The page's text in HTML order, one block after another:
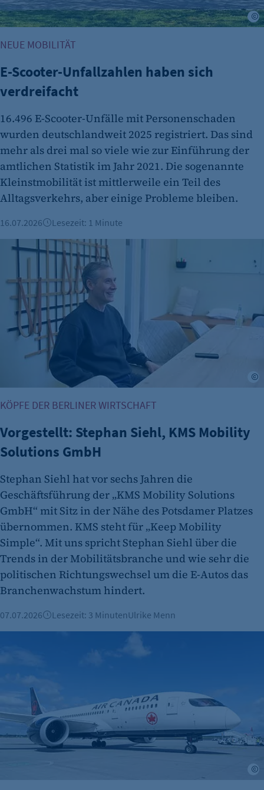
Dieser Cookie speichert die ausgewählten
Einverständnis-Optionen des Benutzers
Cookie Laufzeit:
etracker Analytics
Name:
et_oi_v2
Anbieter:
etracker GmbH
Zweck:
Cookie Erkennung
Cookie Laufzeit:
2 Jahre
etracker Analytics
Name:
et_allow_cookies
Anbieter:
Zweck:
Es erlaubt eTracker Cookies zu setzen.
Cookie Laufzeit:
480 Tage
etracker Analytics
Name:
isSdEnabled
Anbieter:
etracker GmbH
Zweck:
NEUE MOBILITÄT
E-Scooter-Unfallzahlen haben sich
verdreifacht
16.496 E-Scooter-Unfälle mit Personenschaden
wurden deutschlandweit 2025 registriert. Das sind
mehr als drei mal so viele wie zur Einführung der
amtlichen Statistik im Jahr 2021. Die sogenannte
Kleinstmobilität ist mittlerweile ein Teil des
Alltagsverkehrs, aber einige Probleme bleiben.
16.07.2026 Lesezeit: 1 Minute
Vorgestellt: Stephan Siehl, KMS Mobility Solutions GmbH
KÖPFE DER BERLINER WIRTSCHAFT
Vorgestellt: Stephan Siehl, KMS Mobility
Solutions GmbH
Stephan Siehl hat vor sechs Jahren die
Geschäftsführung der „KMS Mobility Solutions
GmbH“ mit Sitz in der Nähe des Potsdamer Platzes
übernommen. KMS steht für „Keep Mobility
Simple“. Mit uns spricht Stephan Siehl über die
Trends in der Mobilitätsbranche und wie sehr die
politischen Richtungswechsel um die E-Autos das
Branchenwachstum hindert.
07.07.2026 Lesezeit: 3 MinutenUlrike Menn
Bienvenue Air Canada - Neue Langstreckenverbindung